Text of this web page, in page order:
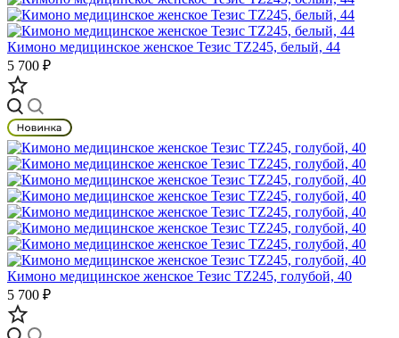
Кимоно медицинское женское Тезис TZ245, белый, 44
5 700 ₽
Кимоно медицинское женское Тезис TZ245, голубой, 40
5 700 ₽